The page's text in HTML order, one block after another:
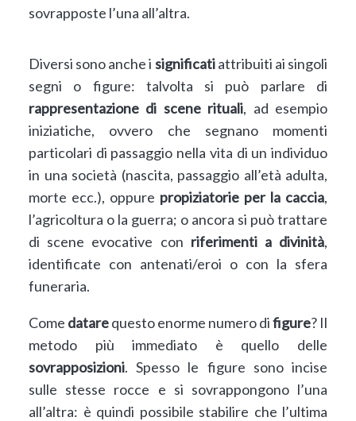
sovrapposte l’una all’altra.
Diversi sono anche i significatiattribuiti ai singoli
segni o figure: talvolta si può parlare di
rappresentazione di scene rituali, ad esempio
iniziatiche, ovvero che segnano momenti
particolari di passaggio nella vita di un individuo
in una società (nascita, passaggio all’età adulta,
morte ecc.), oppure propiziatorie per la caccia,
l’agricoltura o la guerra; o ancora si può trattare
di scene evocative con riferimenti a divinità,
identificate con antenati/eroi o con la sfera
funeraria.
Come datarequesto enorme numero difigure? Il
metodo più immediato è quello delle
sovrapposizioni. Spesso le figure sono incise
sulle stesse rocce e si sovrappongono l’una
all’altra: è quindi possibile stabilire che l’ultima